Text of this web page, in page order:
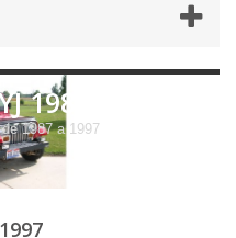
1987-1997
1987 a 1997